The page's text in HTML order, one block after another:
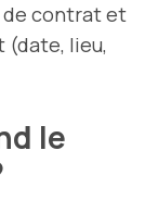
de contrat et
(date, lieu,
le